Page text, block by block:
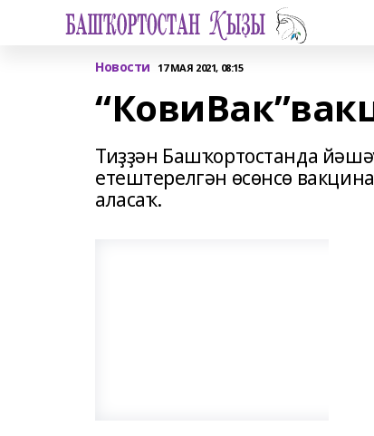
Новости 17 МАЯ 2021, 08:15
Тиҙҙән Башҡортостанда
етештерелгән өсөнсө
аласаҡ.